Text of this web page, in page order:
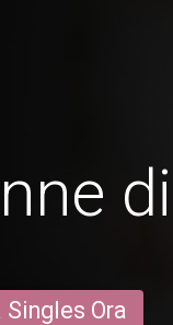
Singles Ora